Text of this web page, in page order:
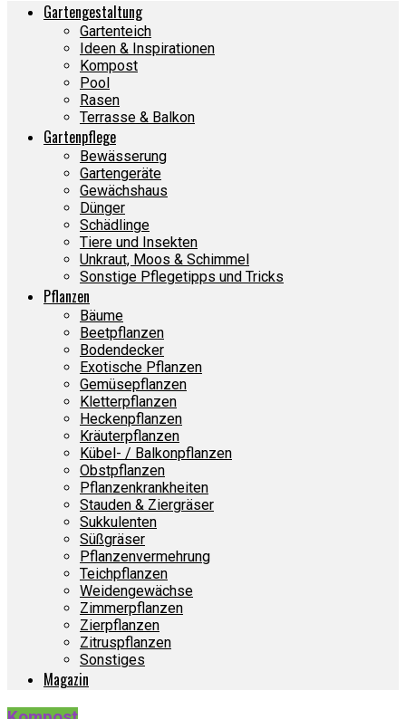
Gartengestaltung
Gartenteich
Ideen & Inspirationen
Kompost
Pool
Rasen
Terrasse & Balkon
Gartenpflege
Bewässerung
Gartengeräte
Gewächshaus
Dünger
Schädlinge
Tiere und Insekten
Unkraut, Moos & Schimmel
Sonstige Pflegetipps und Tricks
Pflanzen
Bäume
Beetpflanzen
Bodendecker
Exotische Pflanzen
Gemüsepflanzen
Kletterpflanzen
Heckenpflanzen
Kräuterpflanzen
Kübel- / Balkonpflanzen
Obstpflanzen
Pflanzenkrankheiten
Stauden & Ziergräser
Sukkulenten
Süßgräser
Pflanzenvermehrung
Teichpflanzen
Weidengewächse
Zimmerpflanzen
Zierpflanzen
Zitruspflanzen
Sonstiges
Magazin